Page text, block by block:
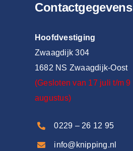
Contactgegevens
Hoofdvestiging
Zwaagdijk 304
1682 NS Zwaagdijk-Oost
(Gesloten van 17 juli t/m 9
augustus)
0229 – 26 12 95
info@knipping.nl